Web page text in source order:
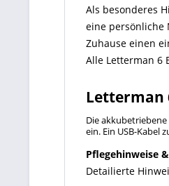
Als besonderes
eine persönliche
Zuhause einen
Alle Letterman 6
Letterman
Die
ein. Ein USB-Kabel
Pflegehinweise
Detailierte